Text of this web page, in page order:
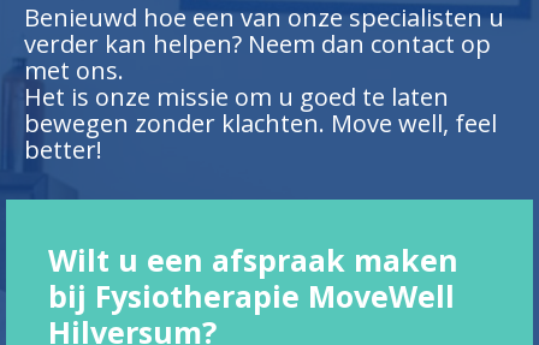
Benieuwd hoe een van onze specialisten u
verder kan helpen? Neem dan contact op
met ons.
Het is onze missie om u goed te laten
bewegen zonder klachten. Move well, feel
better!
Wilt u een afspraak maken
bij Fysiotherapie MoveWell
Hilversum?